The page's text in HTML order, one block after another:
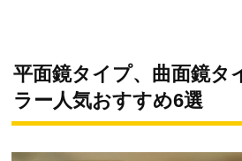
平面鏡タイプ、曲面鏡タ
ラー人気おすすめ6選